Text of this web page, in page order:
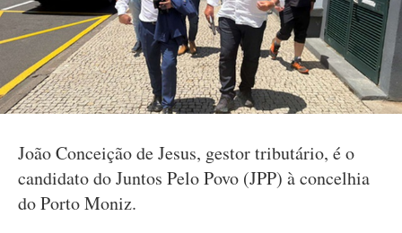
João Conceição de Jesus, gestor tributário, é o
candidato do Juntos Pelo Povo (JPP) à concelhia
do Porto Moniz.